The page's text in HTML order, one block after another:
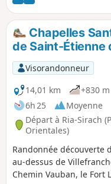
1h30 en courant sur les
camping, permettant
randonnées lointaines,
Chapelles
de Saint-Étienne
Visorandonneur
14,01 km
+830 m
6h 25
Moyenne
Départ à Ria-Sirach
Orientales)
Randonnée découverte
au-dessus de
Chemin Vauban, le Fort